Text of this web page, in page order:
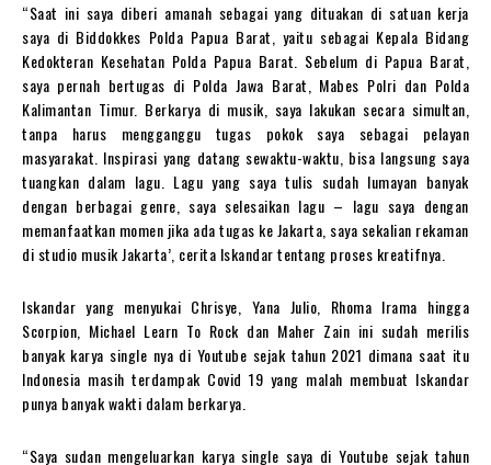
“Saat ini saya diberi amanah sebagai yang dituakan di satuan kerja
saya di Biddokkes Polda Papua Barat, yaitu sebagai Kepala Bidang
Kedokteran Kesehatan Polda Papua Barat. Sebelum di Papua Barat,
saya pernah bertugas di Polda Jawa Barat, Mabes Polri dan Polda
Kalimantan Timur. Berkarya di musik, saya lakukan secara simultan,
tanpa harus mengganggu tugas pokok saya sebagai pelayan
masyarakat. Inspirasi yang datang sewaktu-waktu, bisa langsung saya
tuangkan dalam lagu. Lagu yang saya tulis sudah lumayan banyak
dengan berbagai genre, saya selesaikan lagu – lagu saya dengan
memanfaatkan momen jika ada tugas ke Jakarta, saya sekalian rekaman
di studio musik Jakarta’, cerita Iskandar tentang proses kreatifnya.
Iskandar yang menyukai Chrisye, Yana Julio, Rhoma Irama hingga
Scorpion, Michael Learn To Rock dan Maher Zain ini sudah merilis
banyak karya single nya di Youtube sejak tahun 2021 dimana saat itu
Indonesia masih terdampak Covid 19 yang malah membuat Iskandar
punya banyak wakti dalam berkarya.
“Saya sudan mengeluarkan karya single saya di Youtube sejak tahun